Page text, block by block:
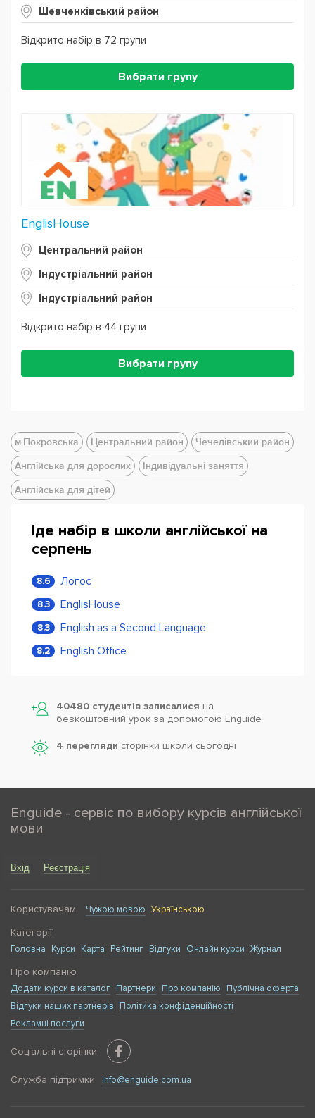
Шевченківський район
Відкрито набір в 72 групи
Вибрати групу
EnglisHouse
Центральний район
Індустріальний район
Індустріальний район
Відкрито набір в 44 групи
Вибрати групу
м.Покровська Центральний район
Чечелівський район
Англійська для дорослих
Індивідуальні заняття
Англійська для дітей
Іде набір в школи англійської на
серпень
8.6 Логос
8.3 EnglisHouse
8.3 English as a Second Language
8.2 English Office
40480 студентів записалися на
безкоштовний урок за допомогою Enguide
4 перегляди сторінки школи cьогодні
Enguide - сервіс по вибору курсів англійської
мови
Вхід Реєстрація
Користувачам Чужою мовою Українською
Категорії
Головна Курси Карта Рейтинг Відгуки Онлайн курси Журнал
Про компанію
Додати курси в каталог Партнери Про компанію
Публічна оферта
Відгуки наших партнерів
Політика конфіденційності
Рекламні послуги
Соціальні сторінки
Служба підтримки info@enguide.com.ua